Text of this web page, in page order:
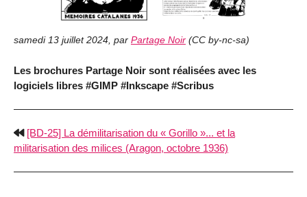
samedi 13 juillet 2024, par Partage Noir (CC by-nc-sa)
Les brochures Partage Noir sont réalisées avec les
logiciels libres #GIMP #Inkscape #Scribus
[BD-25] La démilitarisation du « Gorillo »... et la
militarisation des milices (Aragon, octobre 1936)